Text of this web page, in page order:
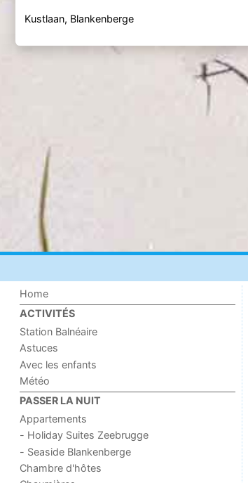
Kustlaan, Blankenberge
Home
ACTIVITÉS
Station Balnéaire
Astuces
Avec les enfants
Météo
PASSER LA NUIT
Appartements
- Holiday Suites Zeebrugge
- Seaside Blankenberge
Chambre d'hôtes